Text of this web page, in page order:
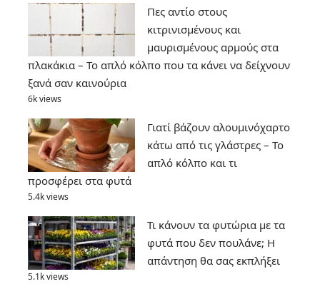
Πες αντίο στους
κιτρινισμένους και
μαυρισμένους αρμούς στα
πλακάκια – Το απλό κόλπο που τα κάνει να δείχνουν
ξανά σαν καινούρια
6k views
Γιατί βάζουν αλουμινόχαρτο
κάτω από τις γλάστρες – Το
απλό κόλπο και τι
προσφέρει στα φυτά
5.4k views
Τι κάνουν τα φυτώρια με τα
φυτά που δεν πουλάνε; Η
απάντηση θα σας εκπλήξει
5.1k views